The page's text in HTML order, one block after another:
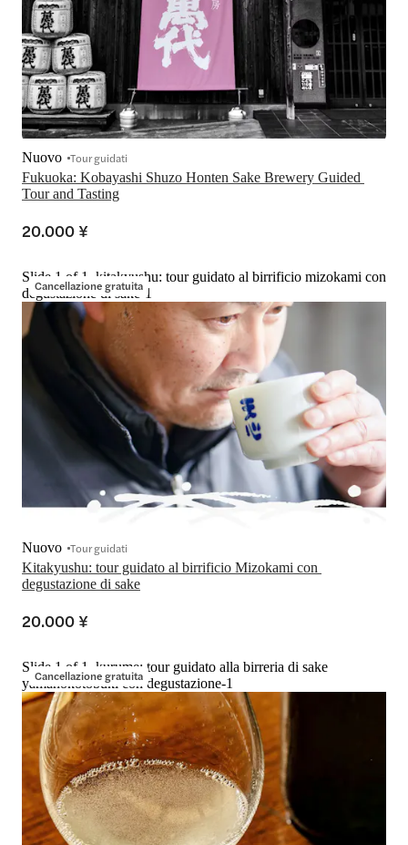
Fukuoka: Kobayashi Shuzo Honten Sake Brewery Guided
Tour and Tasting
Nuovo Tour guidati
20.000 ¥
Cancellazione gratuita
Slide 1 of 1, kitakyushu: tour guidato al birrificio mizokami con
degustazione di sake-1
Kitakyushu: tour guidato al birrificio Mizokami con
degustazione di sake
Nuovo Tour guidati
20.000 ¥
Cancellazione gratuita
Slide 1 of 1, kurume: tour guidato alla birreria di sake
yamanokotobuki con degustazione-1